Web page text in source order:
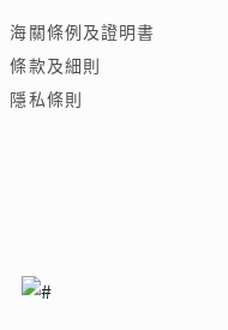
海關條例及證明書
條款及細則
隱私條則